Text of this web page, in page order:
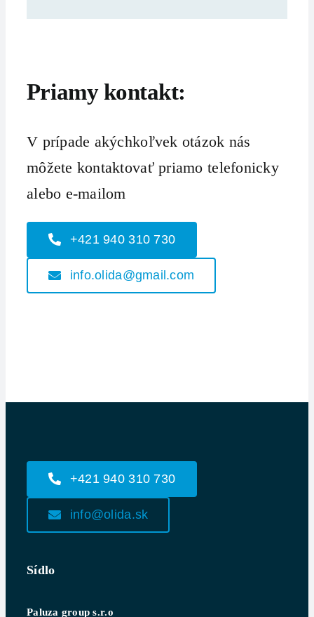
Priamy kontakt:
V prípade akýchkoľvek otázok nás
môžete kontaktovať priamo telefonicky
alebo e-mailom
+421 940 310 730
info.olida@gmail.com
+421 940 310 730
info@olida.sk
Sídlo
Paluza group s.r.o